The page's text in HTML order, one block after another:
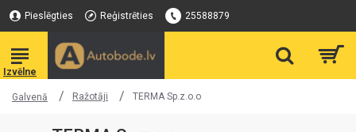
Pieslēgties Reģistrēties 25588879
Galvenā Ražotāji TERMA Sp.z.o.o